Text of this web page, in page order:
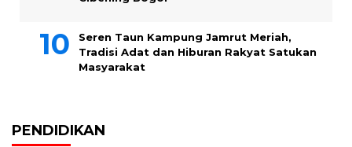
Seren Taun Kampung Jamrut Meriah,
Tradisi Adat dan Hiburan Rakyat Satukan
Masyarakat
PENDIDIKAN